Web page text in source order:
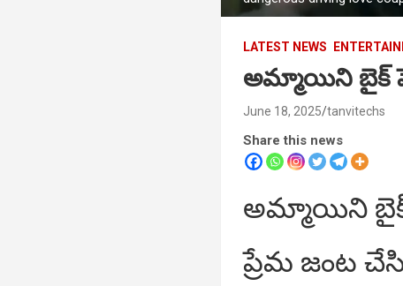
LATEST NEWS
అమ్మాయిని బైక్
June 18, 2025 tanvitechs
Share this news
అమ్మాయిని బైక్
ప్రేమ జంట